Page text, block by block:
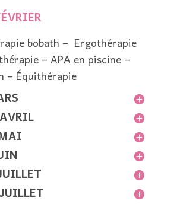
bobath – Ergothérapie
– APA en piscine –
– Équithérapie